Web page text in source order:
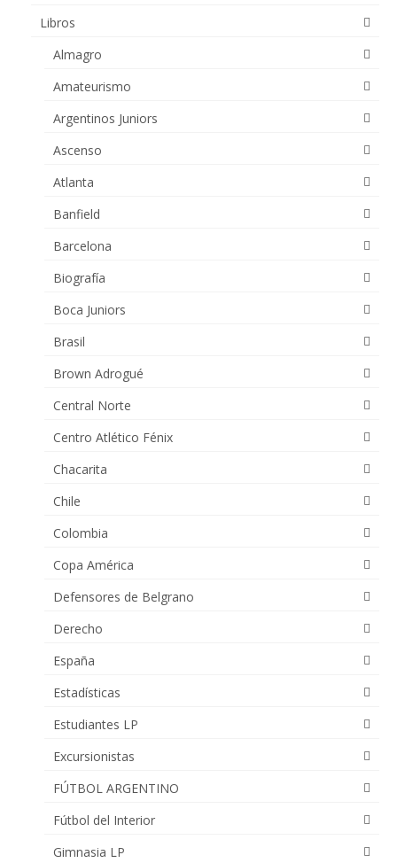
Libros
Almagro
Amateurismo
Argentinos Juniors
Ascenso
Atlanta
Banfield
Barcelona
Biografía
Boca Juniors
Brasil
Brown Adrogué
Central Norte
Centro Atlético Fénix
Chacarita
Chile
Colombia
Copa América
Defensores de Belgrano
Derecho
España
Estadísticas
Estudiantes LP
Excursionistas
FÚTBOL ARGENTINO
Fútbol del Interior
Gimnasia LP